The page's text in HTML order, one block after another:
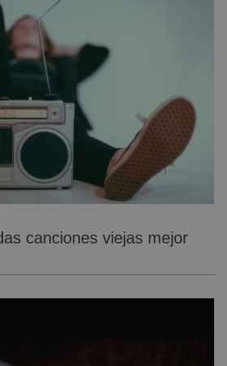
canciones viejas mejor